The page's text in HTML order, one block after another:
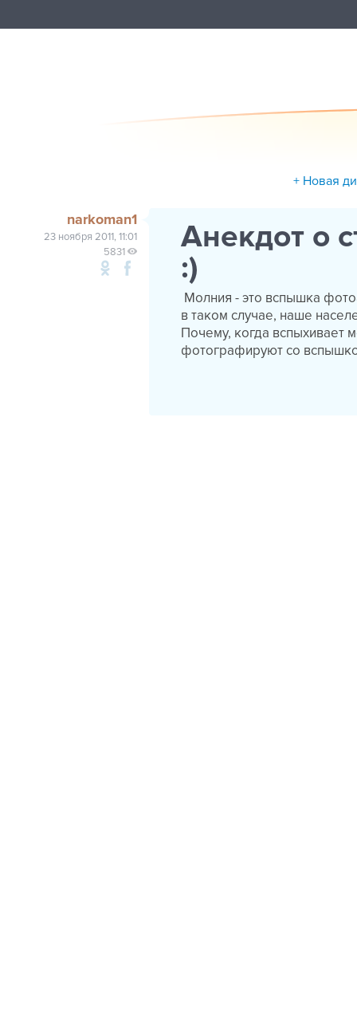
+ Новая
narkoman1
23 ноября 2011, 11:01
5831
Анекдот о
:)
Молния - это вспышка
в таком случае, наше
Почему, когда вспыхивает
фотографируют со